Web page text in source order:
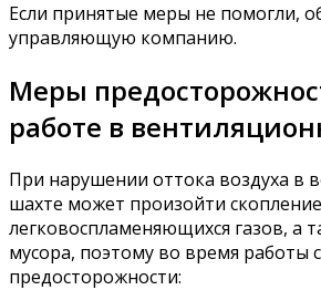
Если принятые меры не помогли,
управляющую компанию.
Меры
работе в
При нарушении оттока воздуха в
шахте может произойти скопление
легковоспламеняющихся газов, а
мусора, поэтому во время работы
предосторожности: